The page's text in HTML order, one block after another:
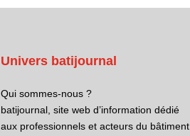
Univers batijournal
Qui sommes-nous ?
batijournal, site web d’information dédié
aux professionnels et acteurs du bâtiment.